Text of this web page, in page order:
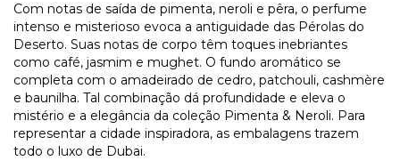
Com notas de saída de pimenta, neroli e pêra, o perfume
intenso e misterioso evoca a antiguidade das Pérolas do
Deserto. Suas notas de corpo têm toques inebriantes
como café, jasmim e mughet. O fundo aromático se
completa com o amadeirado de cedro, patchouli, cashmère
e baunilha. Tal combinação dá profundidade e eleva o
mistério e a elegância da coleção Pimenta & Neroli. Para
representar a cidade inspiradora, as embalagens trazem
todo o luxo de Dubai.